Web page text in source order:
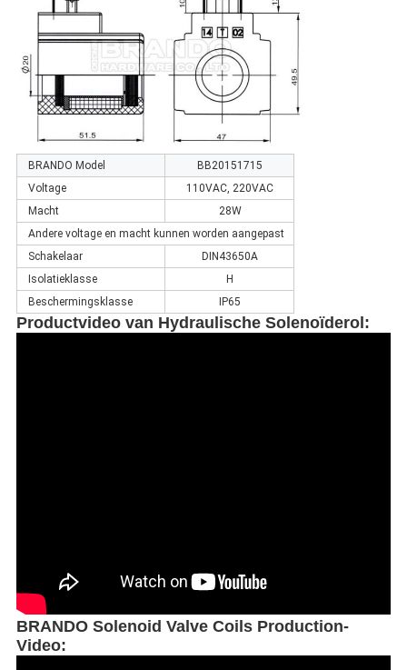
BRANDO Model
BB20151715
Voltage
110VAC, 220VAC
Macht
28W
Andere voltage en macht kunnen worden aangepast
Schakelaar
DIN43650A
Isolatieklasse
H
Beschermingsklasse
IP65
Productvideo van Hydraulische Solenoïderol :
BRANDO Solenoid Valve Coils Production-
Video: